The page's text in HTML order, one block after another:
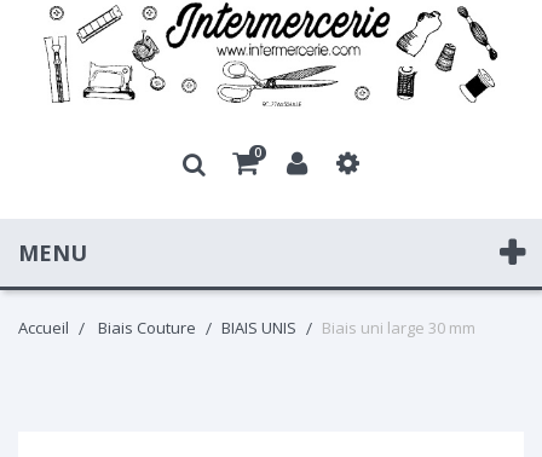
0
MENU
Accueil Biais Couture BIAIS UNIS Biais uni large 30 mm